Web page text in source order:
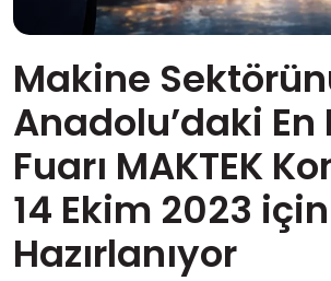
Makine
Anadolu’daki En
Fuarı MAKTEK
14 Ekim 2023 için
Hazırlanıyor